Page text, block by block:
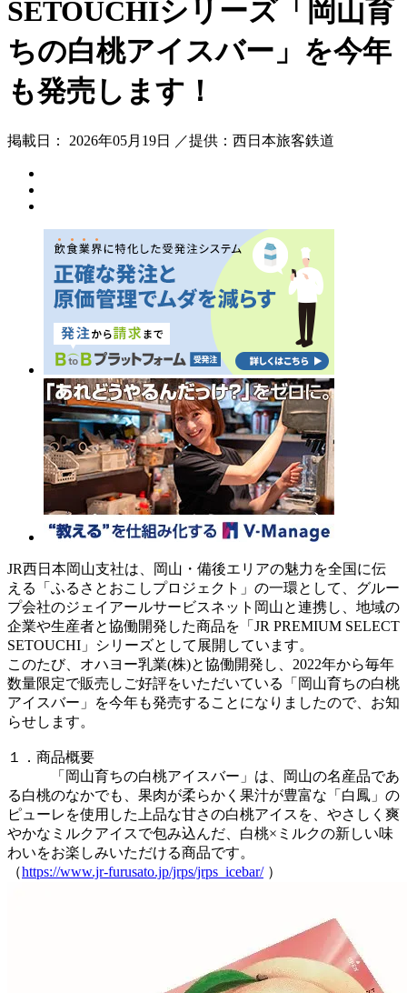
SETOUCHIシリーズ「岡山育
ちの白桃アイスバー」を今年
も発売します！
掲載日： 2026年05月19日 ／提供：西日本旅客鉄道
JR西日本岡山支社は、岡山・備後エリアの魅力を全国に伝
える「ふるさとおこしプロジェクト」の一環として、グルー
プ会社のジェイアールサービスネット岡山と連携し、地域の
企業や生産者と協働開発した商品を「JR PREMIUM SELECT
SETOUCHI」シリーズとして展開しています。
このたび、オハヨー乳業(株)と協働開発し、2022年から毎年
数量限定で販売しご好評をいただいている「岡山育ちの白桃
アイスバー」を今年も発売することになりましたので、お知
らせします。
１．商品概要
「岡山育ちの白桃アイスバー」は、岡山の名産品であ
る白桃のなかでも、果肉が柔らかく果汁が豊富な「白鳳」の
ピューレを使用した上品な甘さの白桃アイスを、やさしく爽
やかなミルクアイスで包み込んだ、白桃×ミルクの新しい味
わいをお楽しみいただける商品です。
（https://www.jr-furusato.jp/jrps/jrps_icebar/）